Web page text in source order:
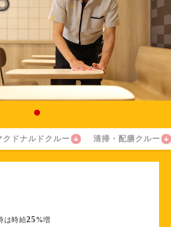
クドナルドクルー 清掃・配膳クルー
は時給25%増